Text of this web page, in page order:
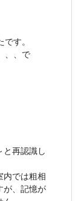
す。
、、で
再認識し
内では粗相
が、記憶が